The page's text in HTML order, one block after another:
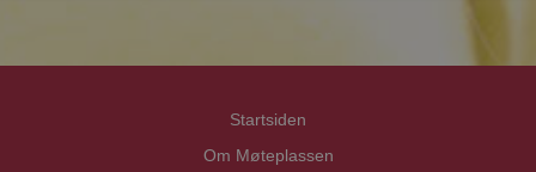
Startsiden
Om Møteplassen